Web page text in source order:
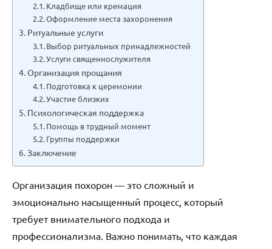
Кладбище или кремация
Оформление места захоронения
Ритуальные услуги
Выбор ритуальных принадлежностей
Услуги священнослужителя
Организация прощания
Подготовка к церемонии
Участие близких
Психологическая поддержка
Помощь в трудный момент
Группы поддержки
Заключение
Организация похорон — это сложный и
эмоционально насыщенный процесс, который
требует внимательного подхода и
профессионализма. Важно понимать, что каждая